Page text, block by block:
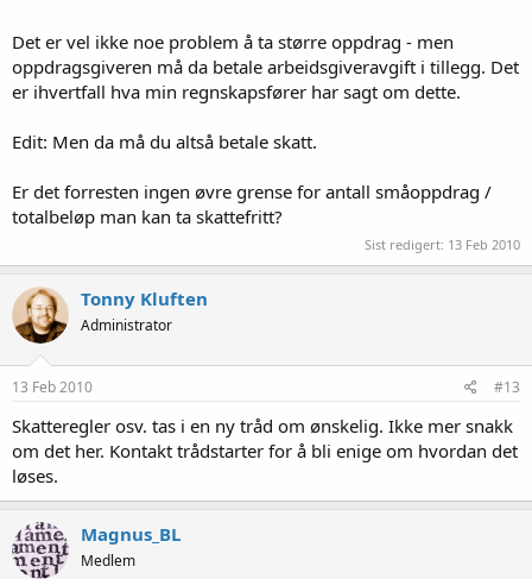
Det er vel ikke noe problem å ta større oppdrag - men
oppdragsgiveren må da betale arbeidsgiveravgift i tillegg. Det
er ihvertfall hva min regnskapsfører har sagt om dette.
Edit: Men da må du altså betale skatt.
Er det forresten ingen øvre grense for antall småoppdrag /
totalbeløp man kan ta skattefritt?
Sist redigert: 13 Feb 2010
Tonny Kluften
Administrator
13 Feb 2010 #13
Skatteregler osv. tas i en ny tråd om ønskelig. Ikke mer snakk
om det her. Kontakt trådstarter for å bli enige om hvordan det
løses.
Magnus_BL
Medlem